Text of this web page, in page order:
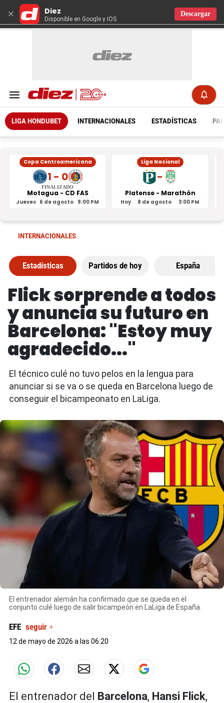
× Diez
Disponible en Google y IOS
Descargar
LIGA HONDUBET INTERNACIONALES ESTADÍSTICAS
Copa Centroamericana
1 - 0
FINALIZADO
Motagua - CD FAS
Jueves 6 de agosto 9:00 PM
Liga Nacional
-
Platense - Marathón
Hoy 8 de agosto 3:00 PM
INTERNACIONALES
Estadísticas Partidos de hoy España
Flick sorprende a todos
y anuncia su futuro en
Barcelona: "Estoy muy
agradecido..."
El técnico culé no tuvo pelos en la lengua para
anunciar si se va o se queda en Barcelona luego de
conseguir el bicampeonato en LaLiga.
El entrenador alemán ha confirmado que se queda en el
conjunto culé luego de salir bicampeón en LaLiga de España.
X
EFE seguir +
12 de mayo de 2026 a las 06:20
El entrenador del Barcelona, Hansi Flick,